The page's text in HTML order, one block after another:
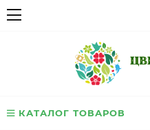
КАТАЛОГ ТОВАРОВ